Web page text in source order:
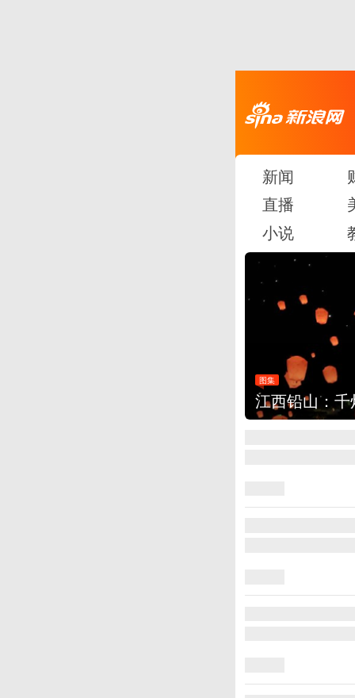
新闻
直播
小说
图集
江西铅山：